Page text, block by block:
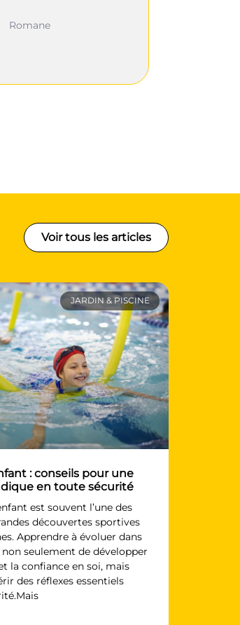
Romane
Voir tous les articles
JARDIN & PISCINE
: conseils pour une
en toute sécurité
est souvent l’une des
découvertes sportives
Apprendre à évoluer dans
non seulement de développer
la confiance en soi, mais
des réflexes essentiels